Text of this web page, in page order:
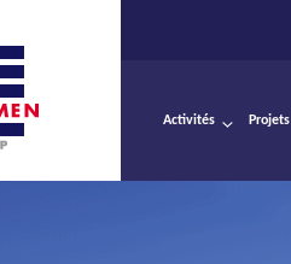
Activités Projets